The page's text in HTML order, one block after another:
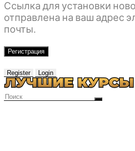
Ссылка для установки
отправлена ​​на ваш адрес
почты.
Регистрация
Register Login